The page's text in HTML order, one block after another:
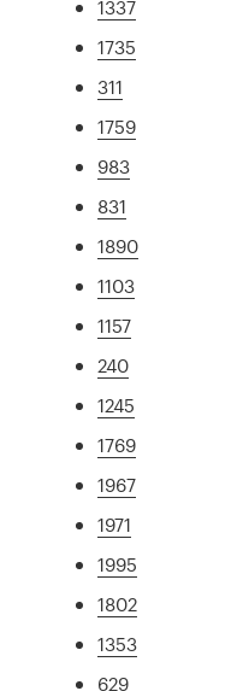
1337
1735
311
1759
983
831
1890
1103
1157
240
1245
1769
1967
1971
1995
1802
1353
629